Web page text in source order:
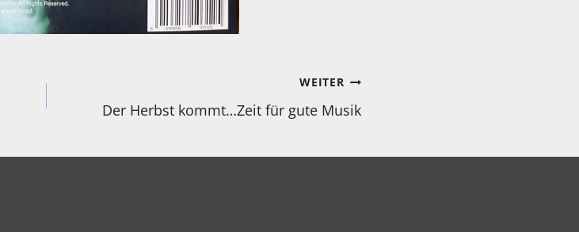
WEITER
Der Herbst kommt…Zeit für gute Musik